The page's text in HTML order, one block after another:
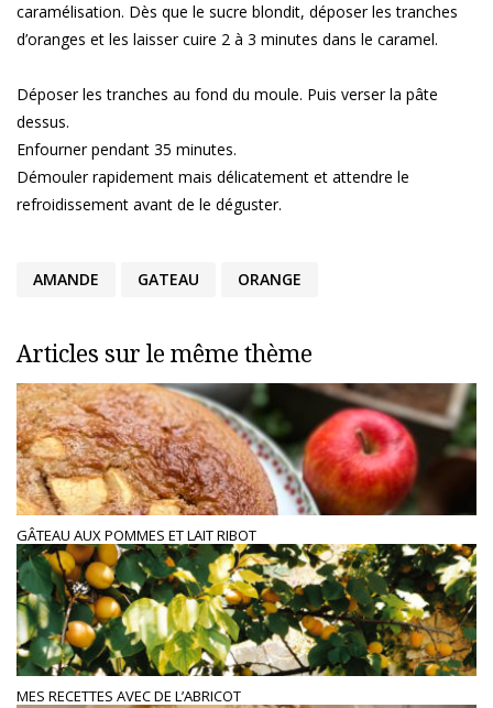
caramélisation. Dès que le sucre blondit, déposer les tranches
d’oranges et les laisser cuire 2 à 3 minutes dans le caramel.
Déposer les tranches au fond du moule. Puis verser la pâte
dessus.
Enfourner pendant 35 minutes.
Démouler rapidement mais délicatement et attendre le
refroidissement avant de le déguster.
AMANDE GATEAU ORANGE
Articles sur le même thème
GÂTEAU AUX POMMES ET LAIT RIBOT
MES RECETTES AVEC DE L’ABRICOT